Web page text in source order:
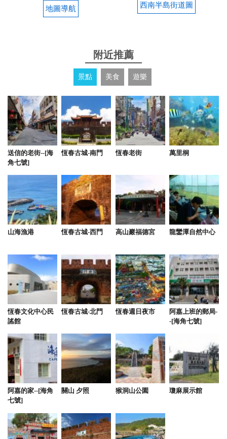
地圖導航 西南半島街道圖
附近推薦
景點 美食 遊樂
送信的老街--[海
角七號]
恆春古城-南門 恆春老街 萬里桐
山海漁港 恆春古城-西門 高山巖福德宮 龍鑾潭自然中心
恆春文化中心民
謠館
恆春古城-北門 恆春週日夜市
阿嘉上班的郵局-
-[海角七號]
阿嘉的家--[海角
七號]
關山 夕照 猴洞山公園 瓊麻展示館